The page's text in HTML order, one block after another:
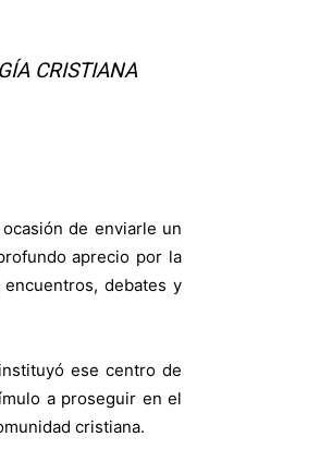
CRISTIANA
de enviarle un
aprecio por la
debates y
ese centro de
a proseguir en el
cristiana.